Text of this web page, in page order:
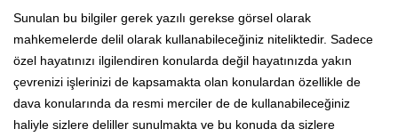
Sunulan bu bilgiler gerek yazılı gerekse görsel olarak
mahkemelerde delil olarak kullanabileceğiniz niteliktedir. Sadece
özel hayatınızı ilgilendiren konularda değil hayatınızda yakın
çevrenizi işlerinizi de kapsamakta olan konulardan özellikle de
dava konularında da resmi merciler de de kullanabileceğiniz
haliyle sizlere deliller sunulmakta ve bu konuda da sizlere